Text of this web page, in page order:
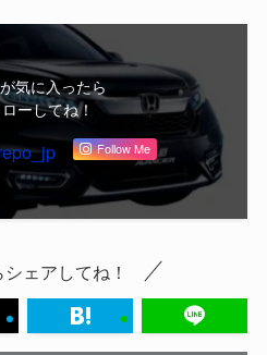
気に入ったら
ーしてね！
Follow Me
ェアしてね！